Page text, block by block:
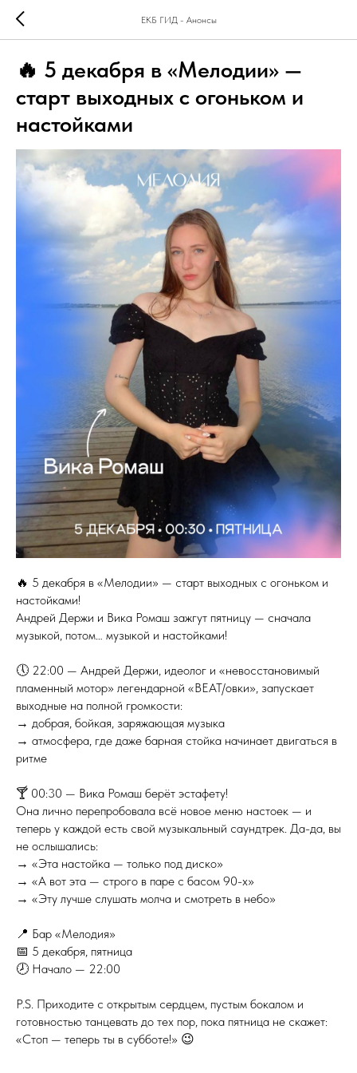
ЕКБ ГИД - Анонсы
🔥 5 декабря в «Мелодии» —
старт выходных с огоньком и
настойками
🔥 5 декабря в «Мелодии» — старт выходных с огоньком и
настойками!
Андрей Держи и Вика Ромаш зажгут пятницу — сначала
музыкой, потом… музыкой и настойками!
🕔 22:00 — Андрей Держи, идеолог и «невосстановимый
пламенный мотор» легендарной «BEAT/овки», запускает
выходные на полной громкости:
→ добрая, бойкая, заряжающая музыка
→ атмосфера, где даже барная стойка начинает двигаться в
ритме
🍸 00:30 — Вика Ромаш берёт эстафету!
Она лично перепробовала всё новое меню настоек — и
теперь у каждой есть свой музыкальный саундтрек. Да-да, вы
не ослышались:
→ «Эта настойка — только под диско»
→ «А вот эта — строго в паре с басом 90-х»
→ «Эту лучше слушать молча и смотреть в небо»
📍 Бар «Мелодия»
📅 5 декабря, пятница
🕗 Начало — 22:00
P.S. Приходите с открытым сердцем, пустым бокалом и
готовностью танцевать до тех пор, пока пятница не скажет:
«Стоп — теперь ты в субботе!» 😉